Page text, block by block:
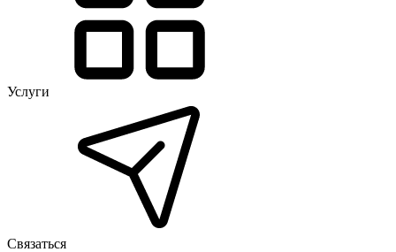
Услуги
Связаться